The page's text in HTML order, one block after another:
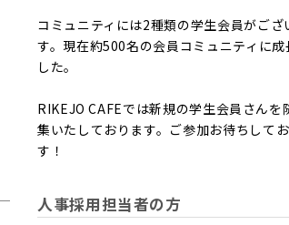
コミュニティには2種類の学生会員がござ
す。現在約500名の会員コミュニティに成
した。
RIKEJO CAFEでは新規の学生会員さんを
集いたしております。ご参加お待ちして
す！
人事採用担当者の方